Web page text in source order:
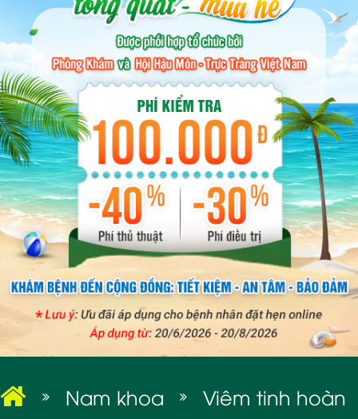
BỆNH HẬU MÔN
BỆNH XÃ HỘI
Nam khoa Viêm tinh hoàn